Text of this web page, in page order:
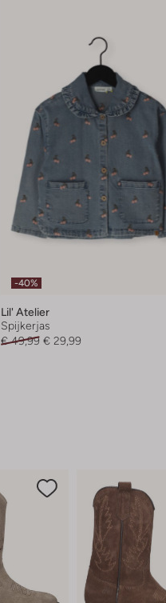
-40%
Lil' Atelier
Spijkerjas
€ 49,99 € 29,99